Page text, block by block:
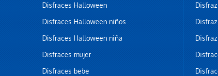
Disfraces Halloween
Disfraces Halloween niños
Disfraces Halloween niña
Disfraces mujer
Disfraces bebe